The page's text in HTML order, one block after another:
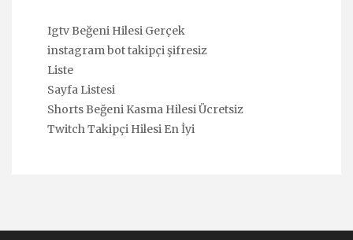
Igtv Beğeni Hilesi Gerçek
instagram bot takipçi şifresiz
Liste
Sayfa Listesi
Shorts Beğeni Kasma Hilesi Ücretsiz
Twitch Takipçi Hilesi En İyi